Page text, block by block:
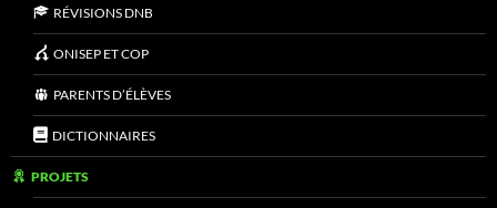
RÉVISIONS DNB
ONISEP ET COP
PARENTS D’ÉLÈVES
DICTIONNAIRES
PROJETS